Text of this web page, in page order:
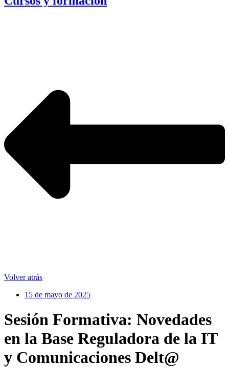
Volver atrás
15 de mayo de 2025
Sesión Formativa: Novedades
en la Base Reguladora de la IT
y Comunicaciones Delt@